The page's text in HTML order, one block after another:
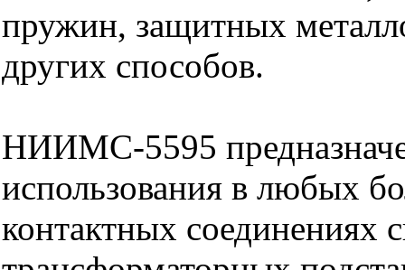
пружин, защитных
других способов.
НИИМС-5595
использования в любых
контактных соединениях